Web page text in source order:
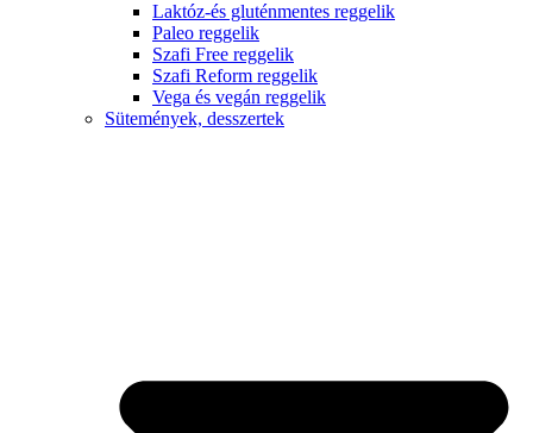
Laktóz-és gluténmentes reggelik
Paleo reggelik
Szafi Free reggelik
Szafi Reform reggelik
Vega és vegán reggelik
Sütemények, desszertek